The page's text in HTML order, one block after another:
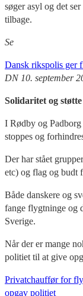
søger asyl og det
tilbage.
Se
Dansk rikspolis ger
DN 10. september
Solidaritet og støtte
I Rødby og
stoppes og
Der har stået
etc) og flag og budt
Både danskere og
fange flygtninge og
Sverige.
Når der er mange
politiet til at give
Privatchauffør for
opgav politiet